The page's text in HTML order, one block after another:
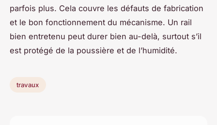
parfois plus. Cela couvre les défauts de fabrication
et le bon fonctionnement du mécanisme. Un rail
bien entretenu peut durer bien au-delà, surtout s’il
est protégé de la poussière et de l’humidité.
travaux